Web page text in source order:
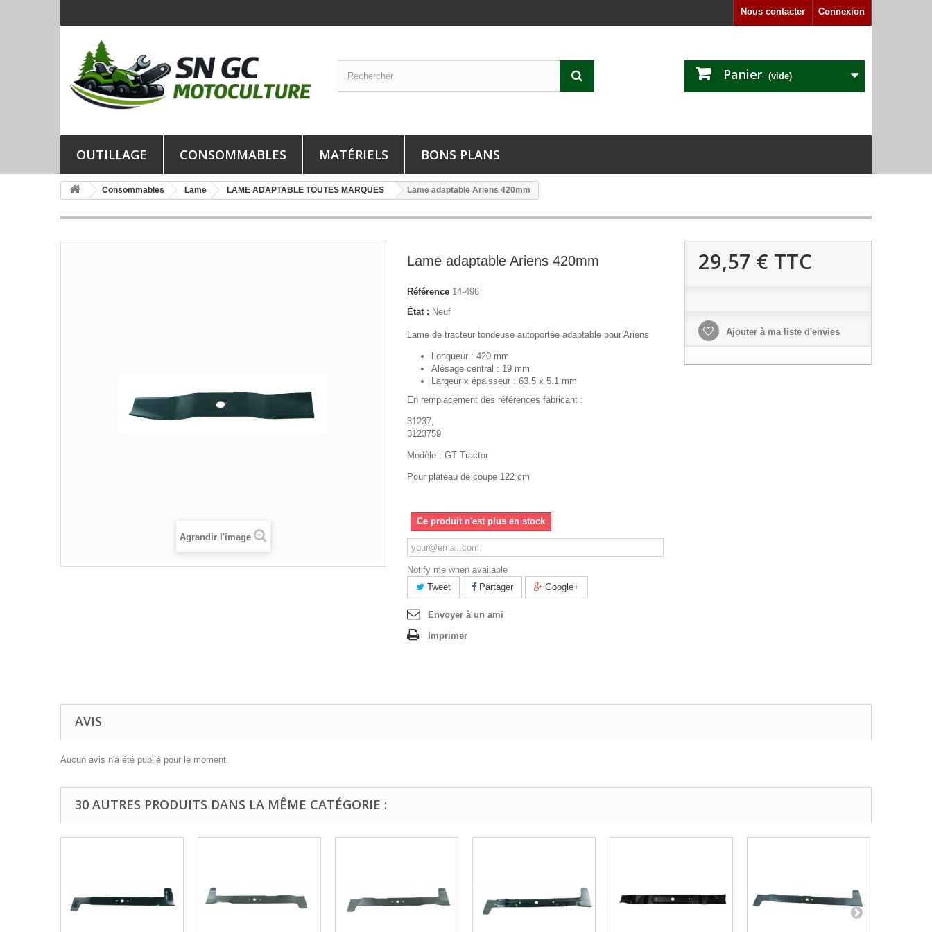
Connexion
Nous contacter
Panier (vide)
OUTILLAGE CONSOMMABLES MATÉRIELS BONS PLANS
Consommables Lame LAME ADAPTABLE TOUTES MARQUES Lame adaptable Ariens 420mm
Agrandir l'image
Lame adaptable Ariens 420mm
Référence 14-496
État : Neuf
Lame de tracteur tondeuse autoportée adaptable pour Ariens
Longueur : 420 mm
Alésage central : 19 mm
Largeur x épaisseur : 63.5 x 5.1 mm
En remplacement des références fabricant :
31237,
3123759
Modèle : GT Tractor
Pour plateau de coupe 122 cm
Ce produit n'est plus en stock
Notify me when available
Tweet
Partager Google+
Envoyer à un ami
Imprimer
29,57 € TTC
Ajouter à ma liste d'envies
AVIS
Aucun avis n'a été publié pour le moment.
30 AUTRES PRODUITS DANS LA MÊME CATÉGORIE :